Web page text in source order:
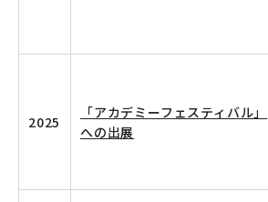
2025
「アカデミーフェスティバル」
への出展